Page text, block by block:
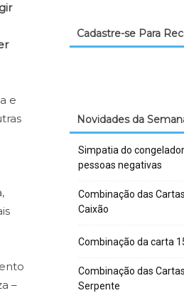
e
–
Cadastre-se Para
Novidades da
Simpatia do
pessoas negativas
Combinação das
Caixão
Combinação da carta
Combinação das
Serpente